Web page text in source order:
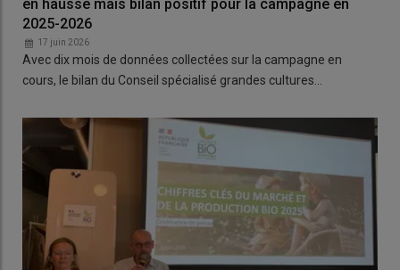
en hausse mais bilan positif pour la campagne en
2025-2026
17 juin 2026
Avec dix mois de données collectées sur la campagne en
cours, le bilan du Conseil spécialisé grandes cultures…